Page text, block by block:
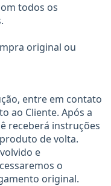
todos os
original ou
entre em contato
ao Cliente. Após a
receberá instruções
de volta.
e
o
original.